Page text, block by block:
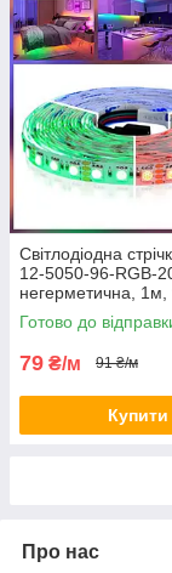
Світлодіодна
12-5050-96-RGB-
негерметична,
Готово до
79 ₴/м 91 ₴/м
Купити
Про нас